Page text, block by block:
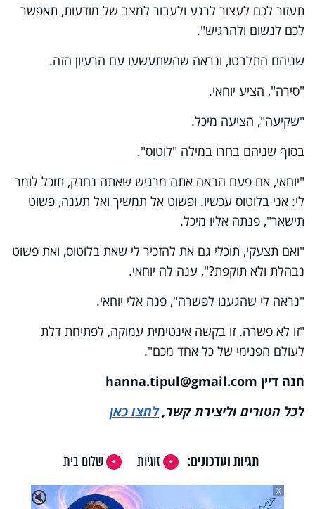
תעזור לכם לעצור לרגע ולעבור למצב של מודעות, תאפשר
לכם לנשום ולהרגיש".
שניהם התלבטו, ונראה שהשתעשעו עם הרעיון הזה.
"סירה", הציע יוחאי.
"שקיעה", הציעה מיכל.
בסוף שניהם בחרו במילה "לוטוס".
"יוחאי, אם פעם הבאה אתה מרגיש שאתה נחנק, תוכל לומר
לי: אני בלוטוס עכשיו. ופשוט אל תמשיך ואל תענה, פשוט
תישאר", פנתה אליו מיכל.
"ואם תצעקי, תוכלי גם את להזכיר לי שאת בלוטוס, ואת פשוט
נבהלת ולא תוקפת?", ענה לה יוחאי.
"נראה לי שהגענו לפשרה", פנה אלי יוחאי.
"זו לא פשרה. זו בקשה אינטימית עמוקה, לפתיחת דלת
לעולם הפנימי של כל אחד מכם".
חנה דיין hanna.tipul@gmail.com
לכל הטורים וליצירת קשר,לחצו כאן
תגיות ועדכונים: זוגיות
שלום בית
🔇
X